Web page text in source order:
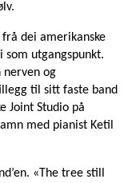
dei amerikanske
som utgangspunkt.
nerven og
til sitt faste band
Joint Studio på
med pianist Ketil
«The tree still